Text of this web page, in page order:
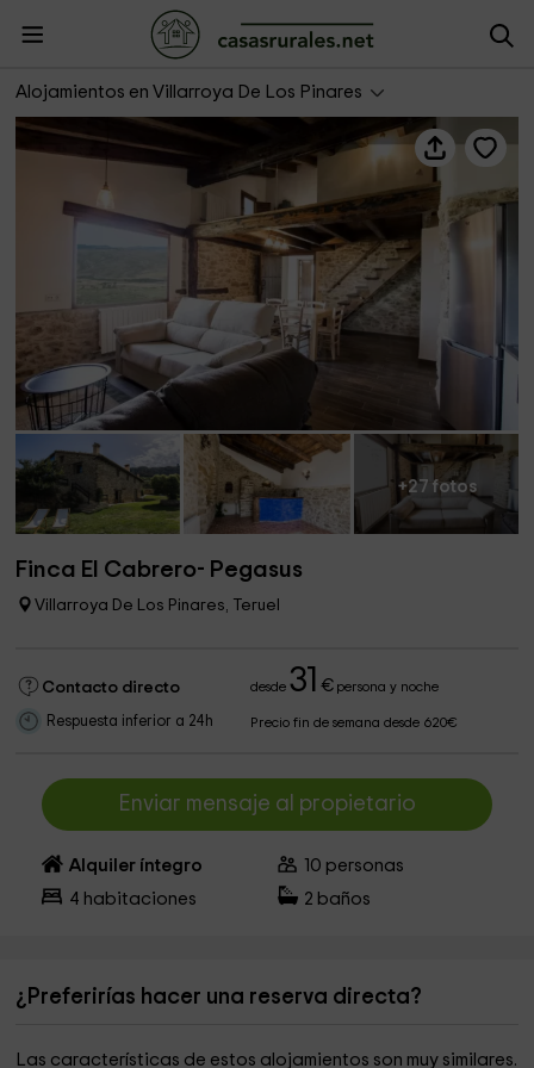
Alojamientos en Villarroya De Los Pinares
Finca El Cabrero- Pegasus
+27 fotos
Finca El Cabrero- Pegasus
Villarroya De Los Pinares, Teruel
Contacto directo desde31 €persona y noche
Respuesta inferior a 24h Precio fin de semana desde 620€
Enviar mensaje al propietario
Alquiler íntegro 10 personas
4 habitaciones 2 baños
¿Preferirías hacer una reserva directa?
Las características de estos alojamientos son muy similares.